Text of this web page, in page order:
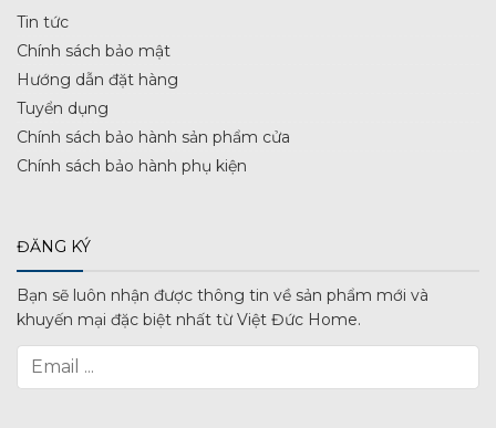
Tin tức
Chính sách bảo mật
Hướng dẫn đặt hàng
Tuyển dụng
Chính sách bảo hành sản phẩm cửa
Chính sách bảo hành phụ kiện
ĐĂNG KÝ
Bạn sẽ luôn nhận được thông tin về sản phẩm mới và
khuyến mại đặc biệt nhất từ Việt Đức Home.